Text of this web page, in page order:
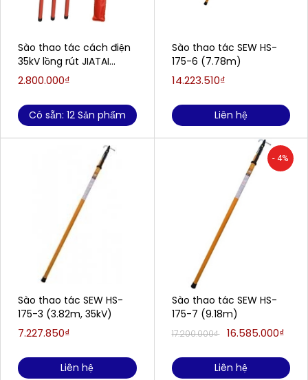
Sào thao tác cách điện
35kV lồng rút JIATAI
JTYLG-02
2.800.000₫
Có sẵn: 12 Sản phẩm
Sào thao tác SEW HS-
175-3 (3.82m, 35kV)
7.227.850₫
Liên hệ
Sào thao tác SEW HS-
175-6 (7.78m)
14.223.510₫
Liên hệ
- 4%
Sào thao tác SEW HS-
175-7 (9.18m)
17.200.000₫ 16.585.000₫
Liên hệ